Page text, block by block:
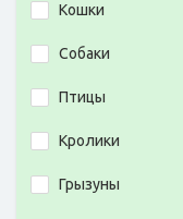
Кошки
Собаки
Птицы
Кролики
Грызуны